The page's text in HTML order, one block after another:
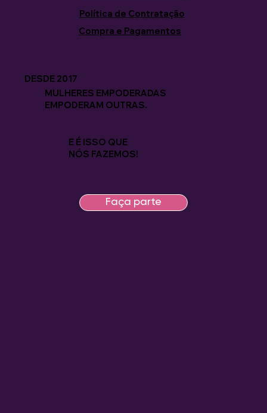
Política de Contratação
Compra e Pagamentos
DESDE 2017
MULHERES EMPODERADAS
EMPODERAM OUTRAS.
E É ISSO QUE
NÓS FAZEMOS!
Faça parte